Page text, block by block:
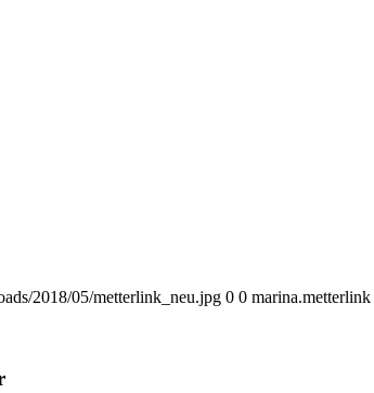
2018/05/metterlink_neu.jpg 0 0 marina.metterlink